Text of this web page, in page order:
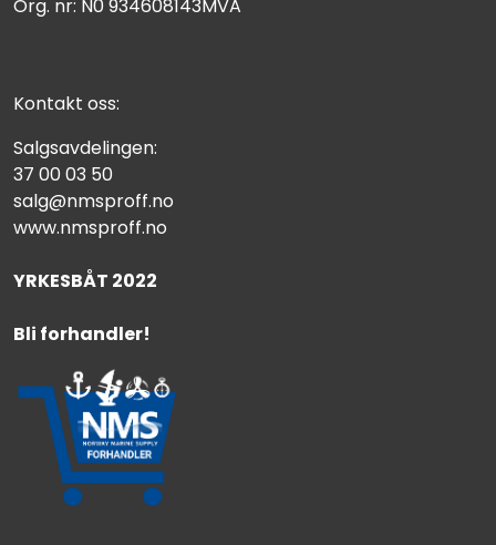
Org. nr: N0 934608143MVA
Kontakt oss:
Salgsavdelingen:
37 00 03 50
salg@nmsproff.no
www.nmsproff.no
YRKESBÅT 2022
Bli forhandler!